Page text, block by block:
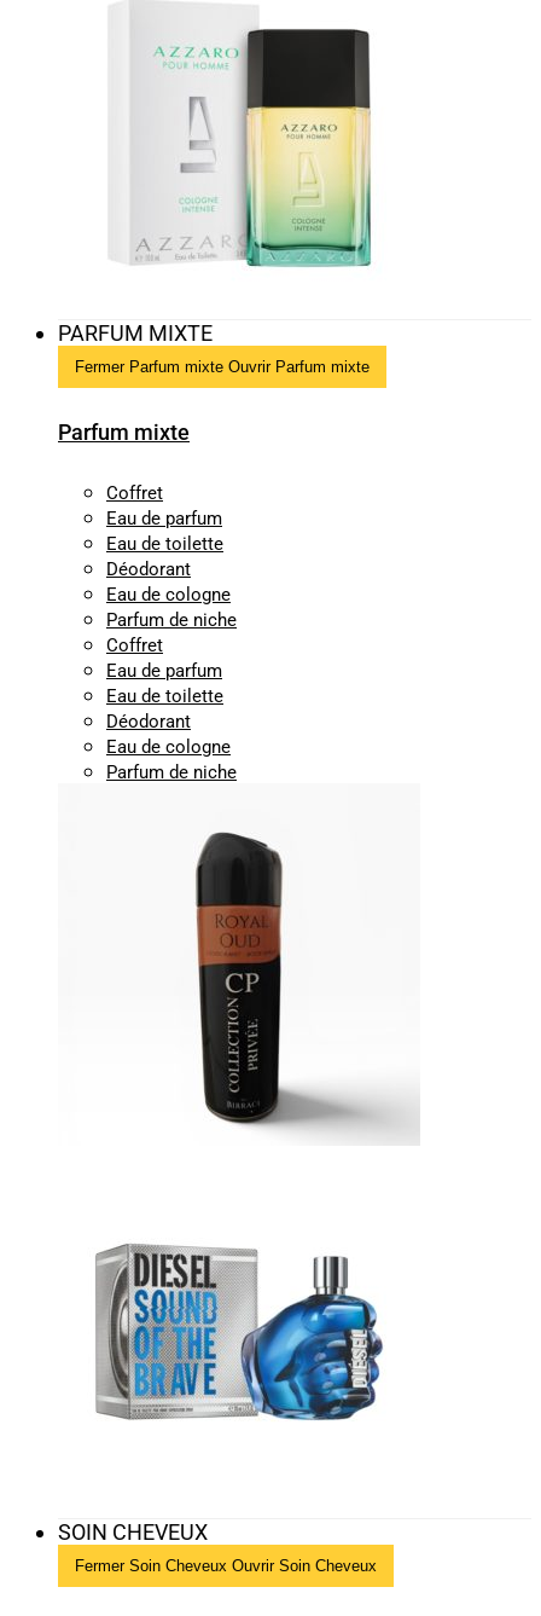
PARFUM MIXTE
Fermer Parfum mixte Ouvrir Parfum mixte
Parfum mixte
Coffret
Eau de parfum
Eau de toilette
Déodorant
Eau de cologne
Parfum de niche
Coffret
Eau de parfum
Eau de toilette
Déodorant
Eau de cologne
Parfum de niche
SOIN CHEVEUX
Fermer Soin Cheveux Ouvrir Soin Cheveux